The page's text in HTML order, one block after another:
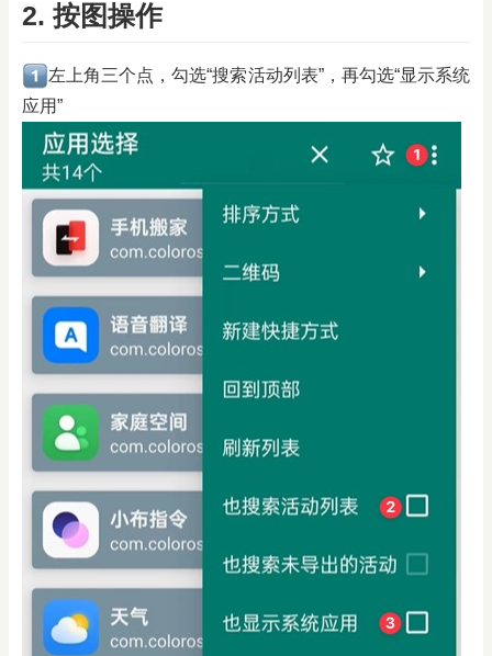
2. 按图操作
左上角三个点，勾选“搜索活动列表”，再勾选“显示系统
应用”